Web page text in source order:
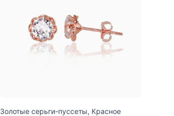
Золотые серьги-пуссеты, Красное